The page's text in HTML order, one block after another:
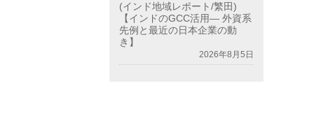
(インド地域レポート/繁田)
【インドのGCC活用― 外資系
先例と最近の日本企業の動
き】
2026年8月5日